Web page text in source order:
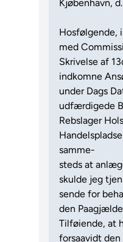
Kjøbenhavn,
Hosfølgende,
med
Skrivelse af
indkomne
under Dags
udfærdigede
Rebslager
samme-
steds at
skulde jeg
sende for
den
Tilføiende, at
forsaavidt den